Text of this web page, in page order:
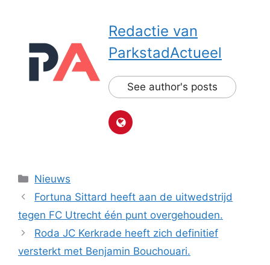
Redactie van
ParkstadActueel
See author's posts
Categorieën
Nieuws
Fortuna Sittard heeft aan de uitwedstrijd
tegen FC Utrecht één punt overgehouden.
Roda JC Kerkrade heeft zich definitief
versterkt met Benjamin Bouchouari.